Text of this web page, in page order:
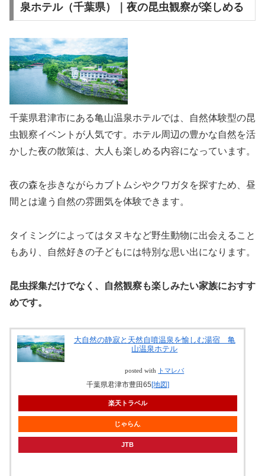
泉ホテル（千葉県）｜夜の昆虫観察が楽しめる
千葉県君津市にある亀山温泉ホテルでは、自然体験型の昆
虫観察イベントが人気です。ホテル周辺の豊かな自然を活
かした夜の散策は、大人も楽しめる内容になっています。
夜の森を歩きながらカブトムシやクワガタを探すため、昼
間とは違う自然の雰囲気を体験できます。
タイミングによってはタヌキなど野生動物に出会えること
もあり、自然好きの子どもには特別な思い出になります。
昆虫採集だけでなく、自然観察も楽しみたい家族におすす
めです。
大自然の静寂と天然自噴温泉を愉しむ湯宿 亀
山温泉ホテル
posted with トマレバ
千葉県君津市豊田65[地図]
楽天トラベル
じゃらん
JTB